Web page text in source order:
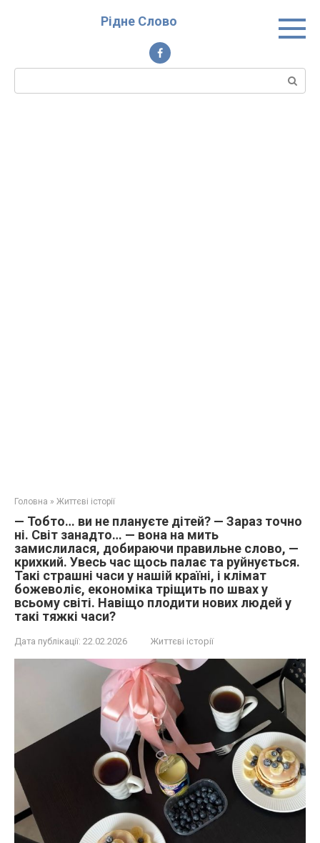
Рідне Слово
Пошук:
Головна » Життєві історії
— Тобто… ви не плануєте дітей? — Зараз точно
ні. Світ занадто… — вона на мить
замислилася, добираючи правильне слово, —
крихкий. Увесь час щось палає та руйнується.
Такі страшні часи у нашій країні, і клімат
божеволіє, економіка тріщить по швах у
всьому світі. Навіщо плодити нових людей у
такі тяжкі часи?
Дата публікації: 22.02.2026 Життєві історії